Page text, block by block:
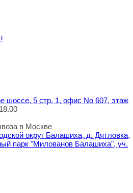
шоссе, 5 стр. 1, офис No 607, этаж
в Москве
округ Балашиха, д. Дятловка,
парк "Милованов Балашиха", уч.